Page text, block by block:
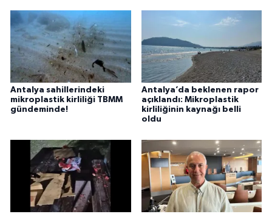
Antalya sahillerindeki
mikroplastik kirliliği TBMM
gündeminde!
Antalya’da beklenen rapor
açıklandı: Mikroplastik
kirliliğinin kaynağı belli
oldu